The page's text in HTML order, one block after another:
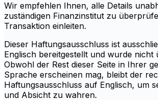
Wir empfehlen Ihnen, alle Details
zuständigen Finanzinstitut zu
Transaktion einleiten.
Dieser Haftungsausschluss ist
Englisch bereitgestellt und wurde nicht
Obwohl der Rest dieser Seite in Ihrer
Sprache erscheinen mag, bleibt der
Haftungsausschluss auf Englisch, um
und Absicht zu wahren.